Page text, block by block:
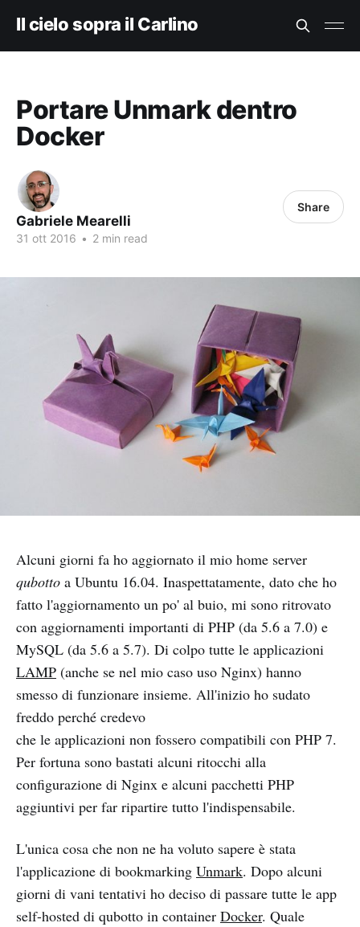
Il cielo sopra il Carlino
Portare Unmark dentro
Docker
Gabriele Mearelli
31 ott 2016 • 2 min read
Share
Alcuni giorni fa ho aggiornato il mio home server
qubotto a Ubuntu 16.04. Inaspettatamente, dato che ho
fatto l'aggiornamento un po' al buio, mi sono ritrovato
con aggiornamenti importanti di PHP (da 5.6 a 7.0) e
MySQL (da 5.6 a 5.7). Di colpo tutte le applicazioni
LAMP (anche se nel mio caso uso Nginx) hanno
smesso di funzionare insieme. All'inizio ho sudato
freddo perché credevo
che le applicazioni non fossero compatibili con PHP 7.
Per fortuna sono bastati alcuni ritocchi alla
configurazione di Nginx e alcuni pacchetti PHP
aggiuntivi per far ripartire tutto l'indispensabile.
L'unica cosa che non ne ha voluto sapere è stata
l'applicazione di bookmarking Unmark. Dopo alcuni
giorni di vani tentativi ho deciso di passare tutte le app
self-hosted di qubotto in container Docker. Quale